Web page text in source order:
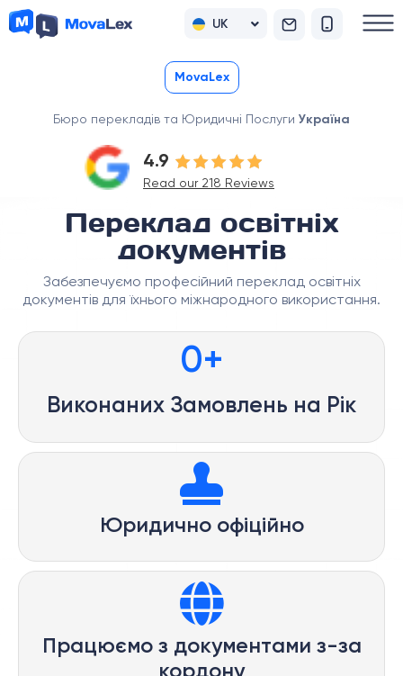
UK
RU
MovaLex
Бюро перекладів та Юридичні Послуги Україна
4.9
Read our 218 Reviews
Переклад освітніх
документів
Забезпечуємо професійний переклад освітніх
документів для їхнього міжнародного використання.
Виконаних Замовлень на Рік
0+
Юридично офіційно
Працюємо з документами з-за
кордону